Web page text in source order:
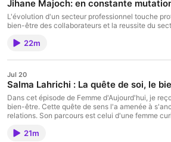
Jihane Majoch: en constante
L'évolution d'un secteur professionnel touche
bien-être des collaborateurs et la reussite du
22m
Jul 20
Salma Lahrichi : La quête de soi, le
Dans cet épisode de Femme d'Aujourd'hui, je
bien-être. Cette quête de sens l'a amenée à
relations. Son parcours est celui d'une femme
21m